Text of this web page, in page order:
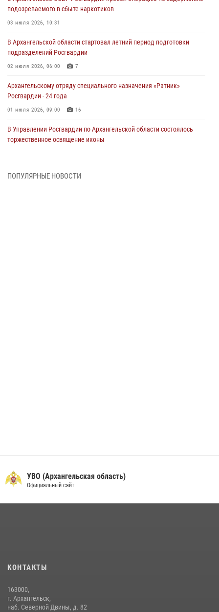
подозреваемого в сбыте наркотиков
03 июля 2026, 10:31
В Архангельской области стартовал летний период подготовки
подразделений Росгвардии
02 июля 2026, 06:00 7
Архангельскому отряду специального назначения «Ратник»
Росгвардии - 24 года
01 июля 2026, 09:00 16
В Управлении Росгвардии по Архангельской области состоялось
торжественное освящение иконы
Военнослужащие по призыву из Архангельской области приняли
ПОПУЛЯРНЫЕ НОВОСТИ
УВО (Архангельская область)
Официальный сайт
КОНТАКТЫ
163000,
г. Архангельск,
наб. Северной Двины, д. 82